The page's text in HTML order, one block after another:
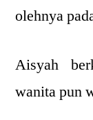
olehnya
Aisyah
wanita pun